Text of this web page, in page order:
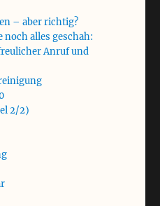
– aber richtig?
noch alles geschah:
Anruf und
2/2)